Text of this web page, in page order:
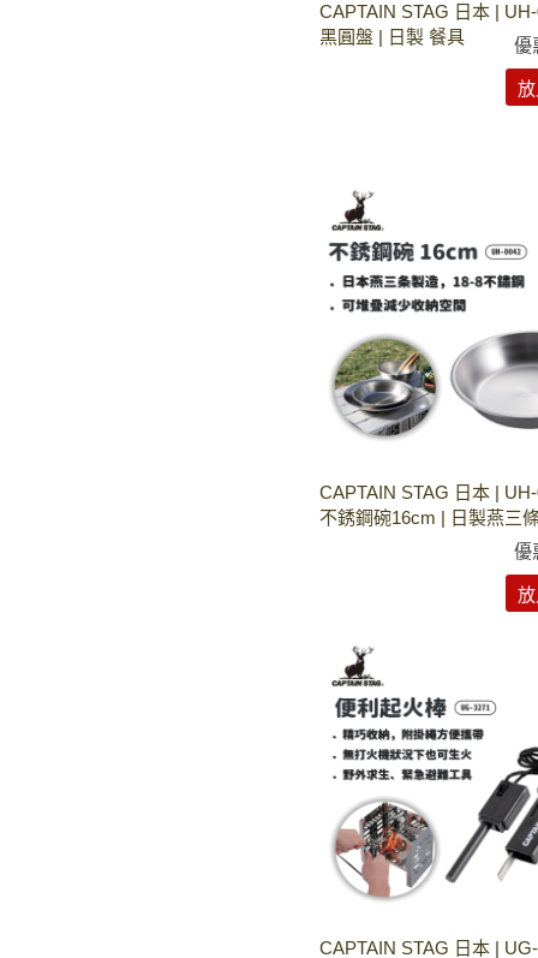
CAPTAIN STAG 日本 |
黑圓盤 | 日製 餐具
優
CAPTAIN STAG 日本 |
不銹鋼碗16cm | 日製燕三
優
CAPTAIN STAG 日本 |